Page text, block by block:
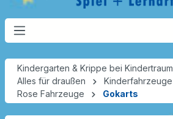
Kindergarten & Krippe bei Kindertraum
Alles für draußen
Kinderfahrzeuge
Rose Fahrzeuge
Gokarts